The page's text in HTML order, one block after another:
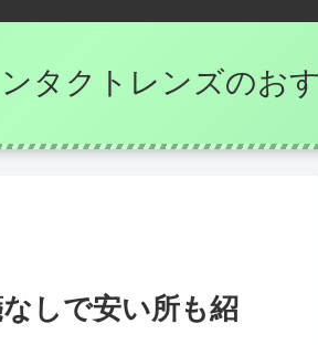
タクトレンズのお
しで安い所も紹